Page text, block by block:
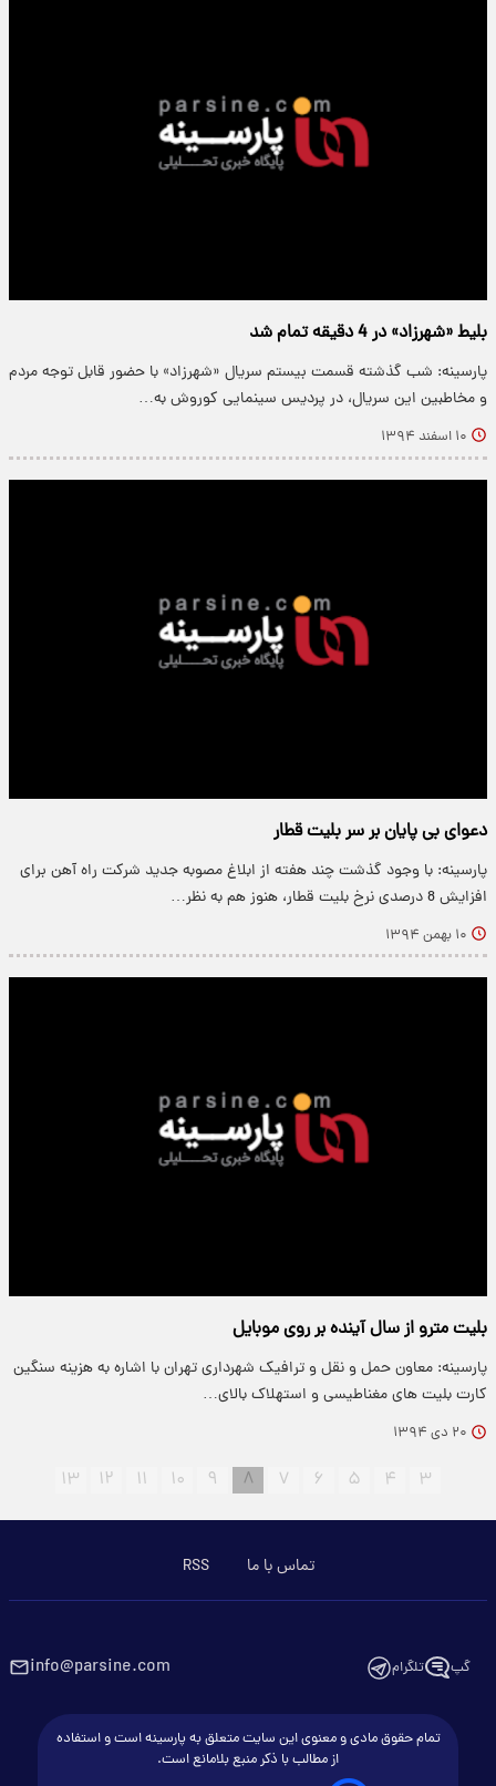
بلیط «شهرزاد» در 4 دقیقه تمام شد
پارسینه: شب گذشته قسمت بیستم سریال «شهرزاد» با حضور قابل توجه مردم
و مخاطبین این سریال، در پردیس سینمایی کوروش به…
۱۰ اسفند ۱۳۹۴
دعوای بی‌ پایان بر سر بلیت قطار
پارسینه: با وجود گذشت چند هفته از ابلاغ مصوبه جدید شرکت راه آهن برای
افزایش 8 درصدی نرخ بلیت قطار، هنوز هم به نظر…
۱۰ بهمن ۱۳۹۴
بلیت مترو از سال آینده بر روی موبایل
پارسینه: معاون حمل و نقل و ترافیک شهرداری تهران با اشاره به هزینه سنگین
کارت بلیت های مغناطیسی و استهلاک بالای…
۲۰ دی ۱۳۹۴
۳ ۴ ۵ ۶ ۷ ۸ ۹ ۱۰ ۱۱ ۱۲ ۱۳
تماس با ما RSS
گپ تلگرام info@parsine.com
تمام حقوق مادی و معنوی این سایت متعلق به پارسینه است و استفاده
از مطالب با ذکر منبع بلامانع است.